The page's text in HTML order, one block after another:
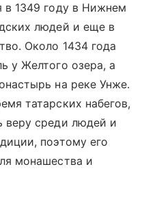
в 1349 году в Нижнем
людей и еще в
Около 1434 года
у Желтого озера, а
на реке Унже.
татарских набегов,
веру среди людей и
поэтому его
монашества и